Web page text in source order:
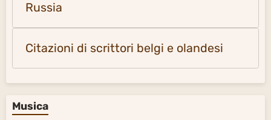
Russia
Citazioni di scrittori belgi e olandesi
Musica